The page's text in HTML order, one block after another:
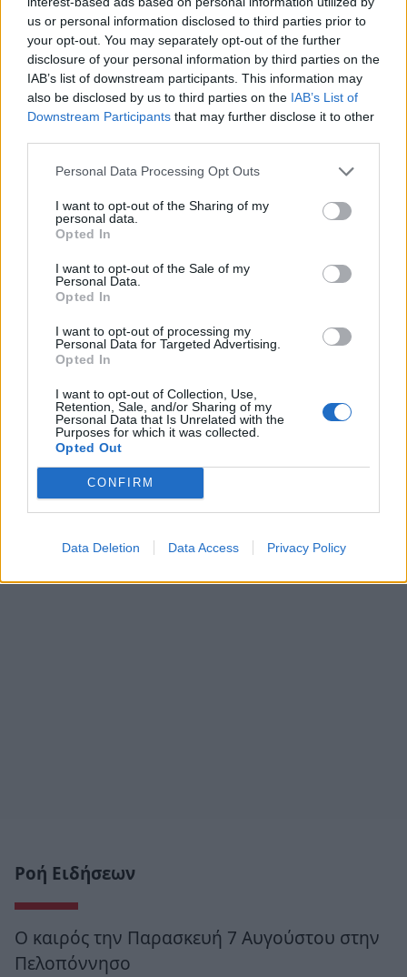
us or personal information disclosed to third parties prior to
your opt-out. You may separately opt-out of the further
disclosure of your personal information by third parties on the
IAB’s list of downstream participants. This information may
also be disclosed by us to third parties on the IAB’s List of
Downstream Participants that may further disclose it to other
Personal Data Processing Opt Outs
I want to opt-out of the Sharing of my
personal data.
Opted In
I want to opt-out of the Sale of my
Personal Data.
Opted In
I want to opt-out of processing my
Personal Data for Targeted Advertising.
Opted In
I want to opt-out of Collection, Use,
Retention, Sale, and/or Sharing of my
Personal Data that Is Unrelated with the
Purposes for which it was collected.
Opted Out
CONFIRM
Data Deletion Data Access Privacy Policy
Οι συλληφθέντες θα οδηγηθούν στον κ.
Εισαγγελέα Πρωτοδικών Σπάρτης.
Τις αστυνομικές έρευνες και την προανάκριση,
διενεργεί το Τμήματα Ασφαλείας Σπάρτης.
Ροή Ειδήσεων
Ο καιρός την Παρασκευή 7 Αυγούστου στην
Πελοπόννησο